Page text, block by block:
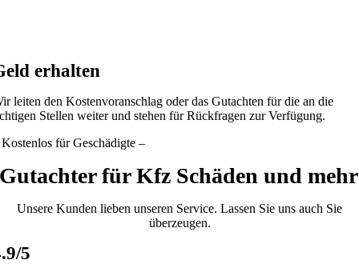
erhalten
leiten den Kostenvoranschlag oder das Gutachten für die an die
Stellen weiter und stehen für Rückfragen zur Verfügung.
für Geschädigte –
Gutachter für Kfz Schäden und mehr
Unsere Kunden lieben unseren Service. Lassen Sie uns auch Sie
überzeugen.
5